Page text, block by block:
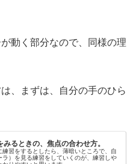
動く部分なので、同様の理
、まずは、自分の手のひら
みるときの、焦点の合わせ方。
練習をするとしたら、薄暗いところで、自
ラ）を見る練習をしていくのが、練習しや